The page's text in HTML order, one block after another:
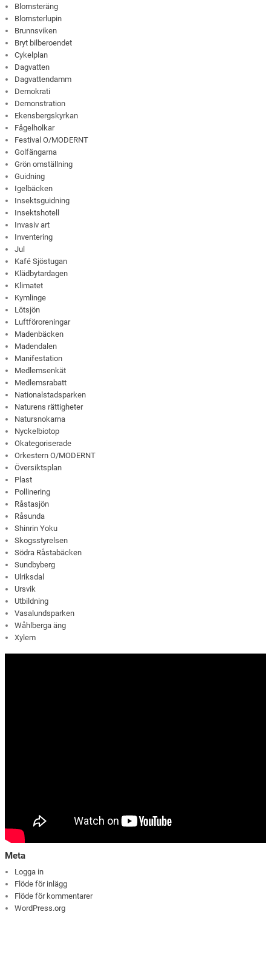
Blomsteräng
Blomsterlupin
Brunnsviken
Bryt bilberoendet
Cykelplan
Dagvatten
Dagvattendamm
Demokrati
Demonstration
Ekensbergskyrkan
Fågelholkar
Festival O/MODERNT
Golfängarna
Grön omställning
Guidning
Igelbäcken
Insektsguidning
Insektshotell
Invasiv art
Inventering
Jul
Kafé Sjöstugan
Klädbytardagen
Klimatet
Kymlinge
Lötsjön
Luftföroreningar
Madenbäcken
Madendalen
Manifestation
Medlemsenkät
Medlemsrabatt
Nationalstadsparken
Naturens rättigheter
Natursnokarna
Nyckelbiotop
Okategoriserade
Orkestern O/MODERNT
Översiktsplan
Plast
Pollinering
Råstasjön
Råsunda
Shinrin Yoku
Skogsstyrelsen
Södra Råstabäcken
Sundbyberg
Ulriksdal
Ursvik
Utbildning
Vasalundsparken
Wåhlberga äng
Xylem
Meta
Logga in
Flöde för inlägg
Flöde för kommentarer
WordPress.org